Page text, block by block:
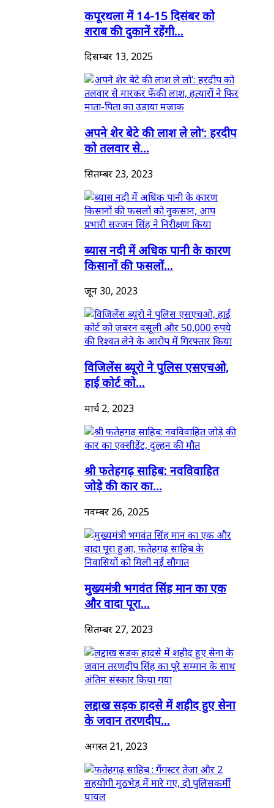
कपूरथला में 14-15 दिसंबर को
शराब की दुकानें रहेंगी...
दिसम्बर 13, 2025
अपने शेर बेटे की लाश ले लो': हरदीप
को तलवार से...
सितम्बर 23, 2023
ब्यास नदी में अधिक पानी के कारण
किसानों की फसलों...
जून 30, 2023
विजिलेंस ब्यूरो ने पुलिस एसएचओ,
हाई कोर्ट को...
मार्च 2, 2023
श्री फतेहगढ़ साहिब: नवविवाहित
जोड़े की कार का...
नवम्बर 26, 2025
मुख्यमंत्री भगवंत सिंह मान का एक
और वादा पूरा...
सितम्बर 27, 2023
लद्दाख सड़क हादसे में शहीद हुए सेना
के जवान तरणदीप...
अगस्त 21, 2023